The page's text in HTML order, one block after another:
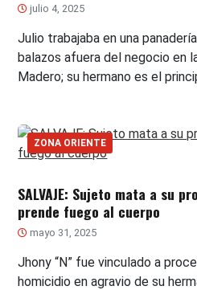
julio 4, 2025
Julio trabajaba en una
balazos afuera del negocio en
Madero; su hermano es el
ZONA ORIENTE
SALVAJE: Sujeto mata a su
prende fuego al cuerpo
mayo 31, 2025
Jhony “N” fue vinculado a
homicidio en agravio de su